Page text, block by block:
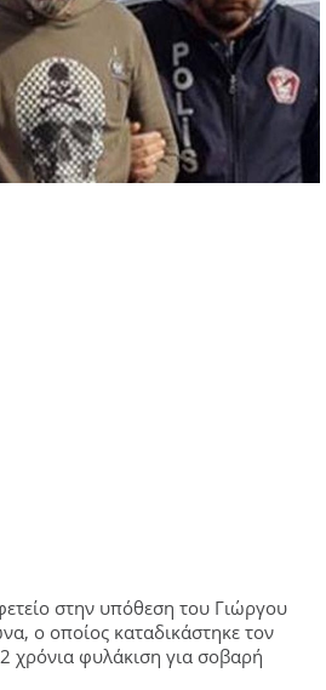
στην υπόθεση του Γιώργου
ο οποίος καταδικάστηκε τον
χρόνια φυλάκιση για σοβαρή